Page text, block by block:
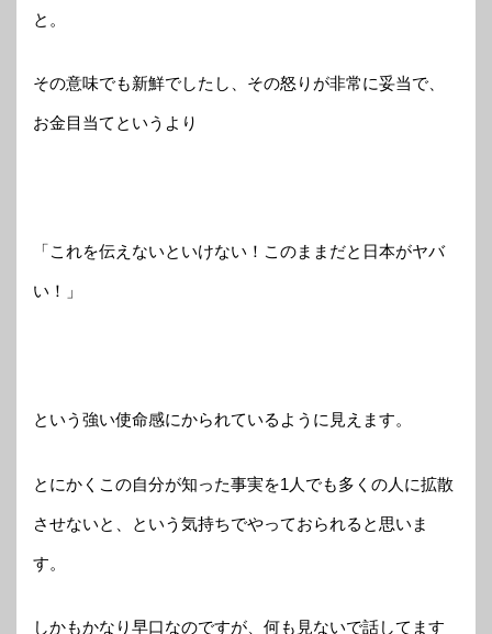
と。
その意味でも新鮮でしたし、その怒りが非常に妥当で、
お金目当てというより
「これを伝えないといけない！このままだと日本がヤバ
い！」
という強い使命感にかられているように見えます。
とにかくこの自分が知った事実を1人でも多くの人に拡散
させないと、という気持ちでやっておられると思いま
す。
しかもかなり早口なのですが、何も見ないで話してます